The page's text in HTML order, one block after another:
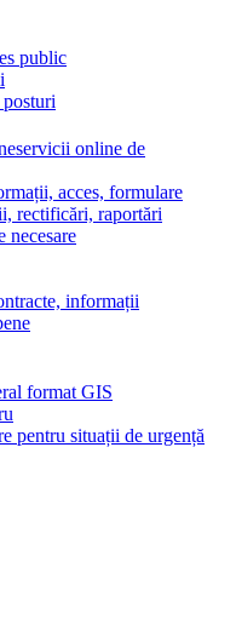
public
servicii online de
acces, formulare
rectificări, raportări
necesare
informații
format GIS
pentru situații de urgență